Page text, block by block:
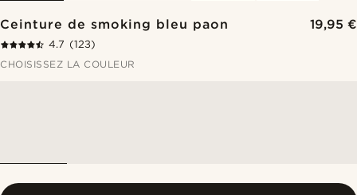
Ceinture de smoking bleu paon 19,95 €
4.7 (123)
CHOISISSEZ LA COULEUR